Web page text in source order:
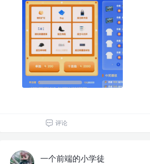
评论
一个前端的小学徒